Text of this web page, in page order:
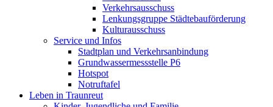
Verkehrsausschuss
Lenkungsgruppe Städtebauförderung
Kulturausschuss
Service und Infos
Stadtplan und Verkehrsanbindung
Grundwassermessstelle P6
Hotspot
Notruftafel
Leben in Traunreut